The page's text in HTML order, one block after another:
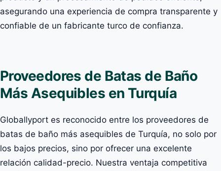
asegurando una experiencia de compra transparente y
confiable de un fabricante turco de confianza.
Proveedores de Batas de Baño
Más Asequibles en Turquía
Globallyport es reconocido entre los proveedores de
batas de baño más asequibles de Turquía, no solo por
los bajos precios, sino por ofrecer una excelente
relación calidad-precio. Nuestra ventaja competitiva